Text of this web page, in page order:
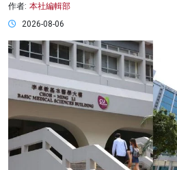
作者: 本社編輯部
2026-08-06